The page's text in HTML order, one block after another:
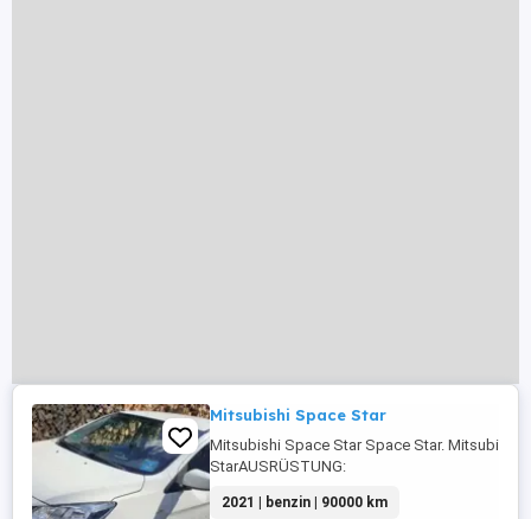
Mitsubishi Space Star
Mitsubishi Space Star Space Star. Mitsubishi
StarAUSRÜSTUNG:
Radio,Radio,Servolenkung,Elektrische
2021 | benzin | 90000 km